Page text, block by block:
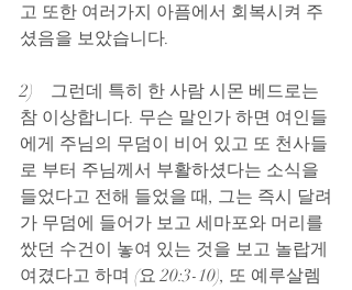
고 또한 여러가지 아픔에서 회복시켜 주
셨음을 보았습니다.
2)    그런데 특히 한 사람 시몬 베드로는
참 이상합니다. 무슨 말인가 하면 여인들
에게 주님의 무덤이 비어 있고 또 천사들
로 부터 주님께서 부활하셨다는 소식을
들었다고 전해 들었을 때, 그는 즉시 달려
가 무덤에 들어가 보고 세마포와 머리를
쌌던 수건이 놓여 있는 것을 보고 놀랍게
여겼다고 하며 (요 20:3-10), 또 예루살렘